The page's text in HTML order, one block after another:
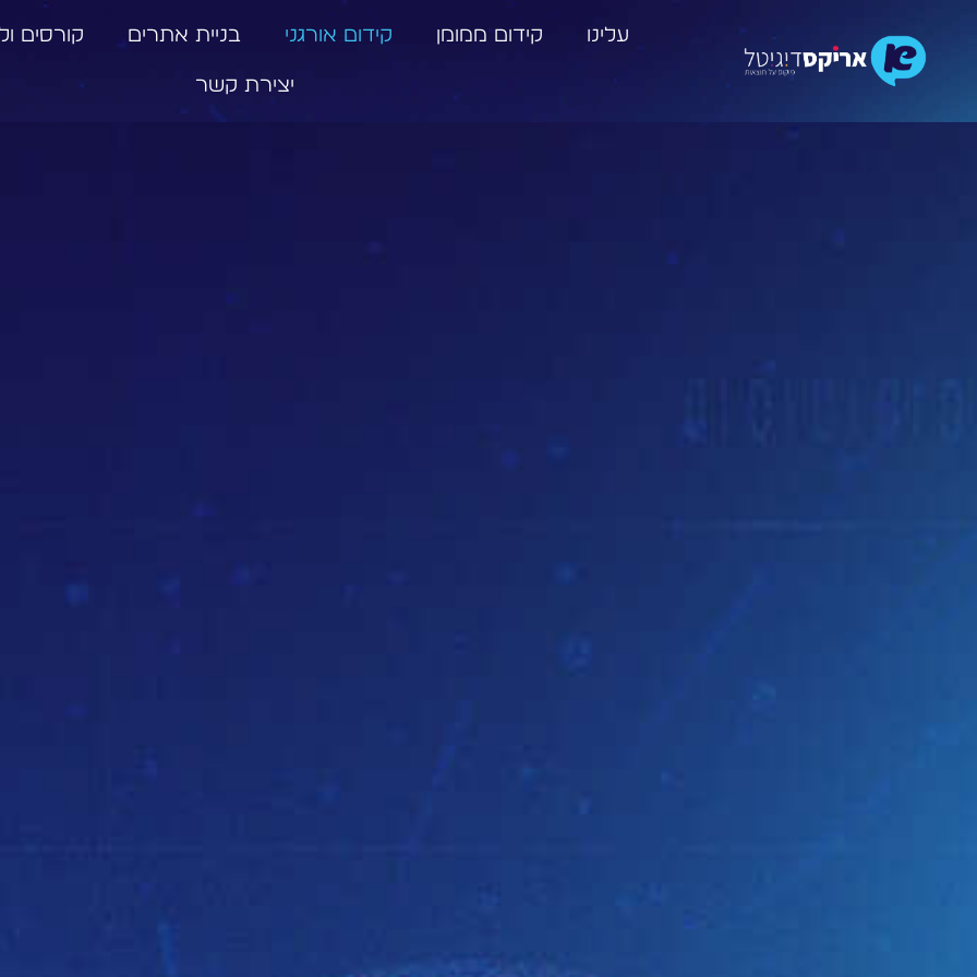
עלינו קידום ממומן קידום אורגני בניית אתרים קורסים
יצירת קשר